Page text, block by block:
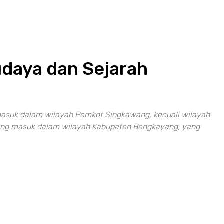
dan Sejarah
dalam wilayah Pemkot Singkawang, kecuali wilayah
masuk dalam wilayah Kabupaten Bengkayang, yang